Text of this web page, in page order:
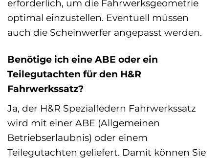
erforderlich, um die Fahrwerksgeometrie
optimal einzustellen. Eventuell müssen
auch die Scheinwerfer angepasst werden.
Benötige ich eine ABE oder ein
Teilegutachten für den H&R
Fahrwerkssatz?
Ja, der H&R Spezialfedern Fahrwerkssatz
wird mit einer ABE (Allgemeinen
Betriebserlaubnis) oder einem
Teilegutachten geliefert. Damit können Sie